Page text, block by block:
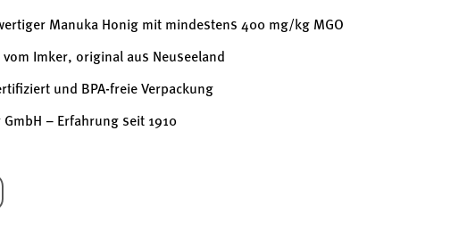
Manuka Honig mit mindestens 400 mg/kg MGO
vom Imker, original aus Neuseeland
und BPA-freie Verpackung
GmbH – Erfahrung seit 1910